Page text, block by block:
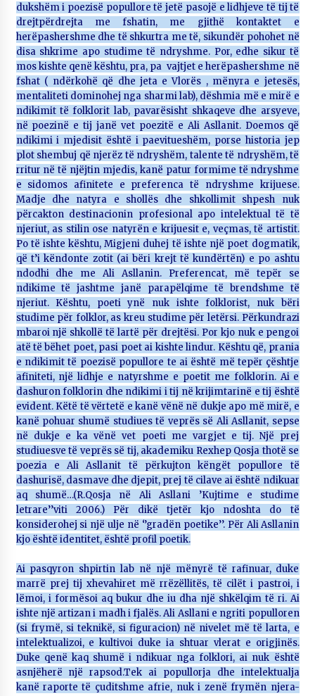
dukshëm i poezisë popullore të jetë pasojë e lidhjeve të tij të
drejtpërdrejta me fshatin, me gjithë kontaktet e
herëpashershme dhe të shkurtra me të, sikundër pohohet në
disa shkrime apo studime të ndryshme. Por, edhe sikur të
mos kishte qenë kështu, pra, pa vajtjet e herëpashershme në
fshat ( ndërkohë që dhe jeta e Vlorës , mënyra e jetesës,
mentaliteti dominohej nga sharmi lab), dëshmia më e mirë e
ndikimit të folklorit lab, pavarësisht shkaqeve dhe arsyeve,
në poezinë e tij janë vet poezitë e Ali Asllanit. Doemos që
ndikimi i mjedisit është i paevitueshëm, porse historia jep
plot shembuj që njerëz të ndryshëm, talente të ndryshëm, të
rritur në të njëjtin mjedis, kanë patur formime të ndryshme
e sidomos afinitete e preferenca të ndryshme krijuese.
Madje dhe natyra e shollës dhe shkollimit shpesh nuk
përcakton destinacionin profesional apo intelektual të të
njeriut, as stilin ose natyrën e krijuesit e, veçmas, të artistit.
Po të ishte kështu, Migjeni duhej të ishte një poet dogmatik,
që t’i këndonte zotit (ai bëri krejt të kundërtën) e po ashtu
ndodhi dhe me Ali Asllanin. Preferencat, më tepër se
ndikime të jashtme janë parapëlqime të brendshme të
njeriut. Kështu, poeti ynë nuk ishte folklorist, nuk bëri
studime për folklor, as kreu studime për letërsi. Përkundrazi
mbaroi një shkollë të lartë për drejtësi. Por kjo nuk e pengoi
atë të bëhet poet, pasi poet ai kishte lindur. Kështu që, prania
e ndikimit të poezisë popullore te ai është më tepër çështje
afiniteti, një lidhje e natyrshme e poetit me folklorin. Ai e
dashuron folklorin dhe ndikimi i tij në krijimtarinë e tij është
evident. Këtë të vërtetë e kanë vënë në dukje apo më mirë, e
kanë pohuar shumë studiues të veprës së Ali Asllanit, sepse
në dukje e ka vënë vet poeti me vargjet e tij. Një prej
studiuesve të veprës së tij, akademiku Rexhep Qosja thotë se
poezia e Ali Asllanit të përkujton këngët popullore të
dashurisë, dasmave dhe djepit, prej të cilave ai është ndikuar
aq shumë…(R.Qosja në Ali Asllani ’Kujtime e studime
letrare’’viti 2006.) Për dikë tjetër kjo ndoshta do të
konsiderohej si një ulje në ‘’gradën poetike’’. Për Ali Asllanin
kjo është identitet, është profil poetik.
Ai pasqyron shpirtin lab në një mënyrë të rafinuar, duke
marrë prej tij xhevahiret më rrëzëllitës, të cilët i pastroi, i
lëmoi, i formësoi aq bukur dhe iu dha një shkëlqim të ri. Ai
ishte një artizan i madh i fjalës. Ali Asllani e ngriti populloren
(si frymë, si teknikë, si figuracion) në nivelet më të larta, e
intelektualizoi, e kultivoi duke ia shtuar vlerat e origjinës.
Duke qenë kaq shumë i ndikuar nga folklori, ai nuk është
asnjëherë një rapsod.Tek ai popullorja dhe intelektualja
kanë raporte të çuditshme afrie, nuk i zenë frymën njera-